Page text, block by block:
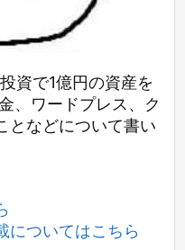
資で1億円の資産を
、ワードプレス、ク
となどについて書い
についてはこちら